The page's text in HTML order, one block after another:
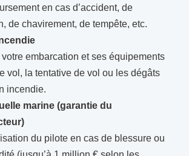
en cas d’accident, de
de chavirement, de tempête, etc.
embarcation et ses équipements
vol, la tentative de vol ou les dégâts
incendie.
marine (garantie du
du pilote en cas de blessure ou